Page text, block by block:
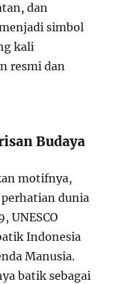
dan
simbol
kali
resmi dan
Budaya
motifnya,
dunia
UNESCO
Indonesia
Manusia.
batik sebagai